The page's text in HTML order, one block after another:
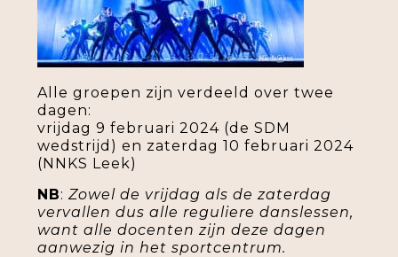
Alle groepen zijn verdeeld over twee
dagen:
vrijdag 9 februari 2024 (de SDM
wedstrijd) en zaterdag 10 februari 2024
(NNKS Leek)
NB: Zowel de vrijdag als de zaterdag
vervallen dus alle reguliere danslessen,
want alle docenten zijn deze dagen
aanwezig in het sportcentrum.